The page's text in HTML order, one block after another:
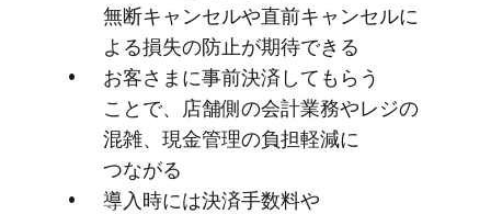
無断キャンセルや​直前キャンセルに​
よる​損失の​防止が​期待できる
お客さまに​事前決済して​もらう​
ことで、​店舗側の​会計業務や​レジの​
混雑、​現金管理の​負担軽減に​
つながる
導入時には​決済手数料や​